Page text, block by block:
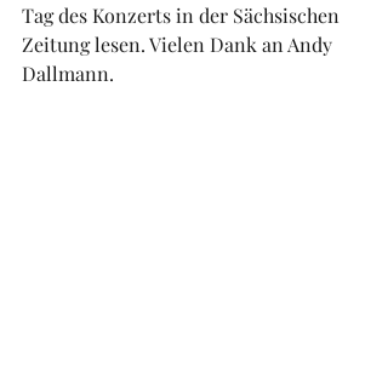
Tag des Konzerts in der Sächsischen
Zeitung lesen. Vielen Dank an Andy
Dallmann.